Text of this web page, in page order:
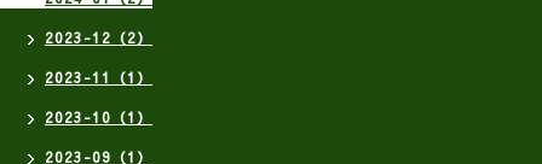
2023-12（2）
2023-11（1）
2023-10（1）
2023-09（1）